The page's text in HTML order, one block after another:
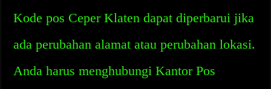
Kode pos Ceper Klaten dapat diperbarui jika
ada perubahan alamat atau perubahan lokasi.
Anda harus menghubungi Kantor Pos